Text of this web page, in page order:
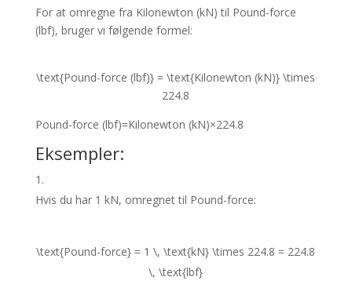
For at omregne fra Kilonewton (kN) til Pound-force
(lbf), bruger vi følgende formel:
\text{Pound-force (lbf)} = \text{Kilonewton (kN)} \times
224.8
Pound-force (lbf)=Kilonewton (kN)×224.8
Eksempler:
Hvis du har 1 kN, omregnet til Pound-force:
\text{Pound-force} = 1 \, \text{kN} \times 224.8 = 224.8
\, \text{lbf}